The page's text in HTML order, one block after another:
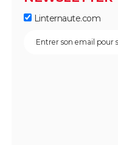
Linternaute.com